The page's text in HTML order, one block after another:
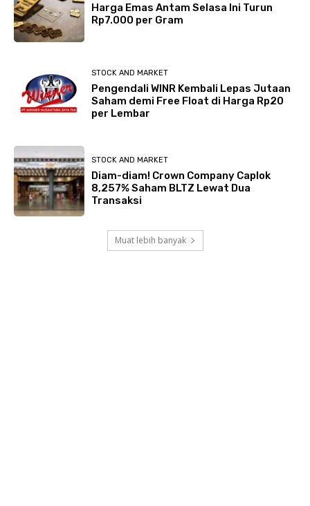
Harga Emas Antam Selasa Ini Turun
Rp7.000 per Gram
STOCK AND MARKET
Pengendali WINR Kembali Lepas Jutaan
Saham demi Free Float di Harga Rp20
per Lembar
STOCK AND MARKET
Diam-diam! Crown Company Caplok
8,257% Saham BLTZ Lewat Dua
Transaksi
Muat lebih banyak